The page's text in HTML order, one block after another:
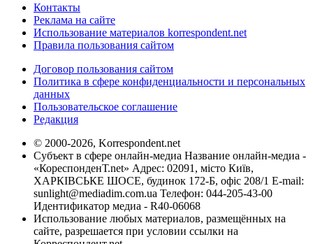
Контакты
Реклама на сайте
Использование материалов korrespondent.net
Правила пользования сайтом
Договор пользования сайтом
Политика в сфере конфиденциальности и персональных
данных
Пользовательское соглашение
Редакция
© 2000-2026, Korrespondent.net
Субъект в сфере онлайн-медиа Название онлайн-медиа -
«КореспонденТ.net» Адрес: 02091, місто Київ,
ХАРКІВСЬКЕ ШОСЕ, будинок 172-Б, офіс 208/1 E-mail:
sunlight@mediadim.com.ua Телефон: 044-205-43-00
Идентификатор медиа - R40-06068
Использование любых материалов, размещённых на
сайте, разрешается при условии ссылки на